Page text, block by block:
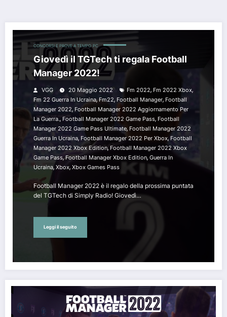
Giovedì il TGTech ti regala Football Manager 2022!
CONCORSI E PROVE A TEMPO PC
Giovedì il TGTech ti regala Football
Manager 2022!
VGG 20 Maggio 2022 Fm 2022, Fm 2022 Xbox,
Fm 22 Guerra In Ucraina, Fm22, Football Manager, Football
Manager 2022, Football Manager 2022 Aggiornamento Per
La Guerra., Football Manager 2022 Game Pass, Football
Manager 2022 Game Pass Ultimate, Football Manager 2022
Guerra In Ucraina, Football Manager 2022 Per Xbox, Football
Manager 2022 Xbox Edition, Football Manager 2022 Xbox
Game Pass, Football Manager Xbox Edition, Guerra In
Ucraina, Xbox, Xbox Games Pass
Football Manager 2022 è il regalo della prossima puntata
del TGTech di Simply Radio! Giovedì…
Leggi il seguito